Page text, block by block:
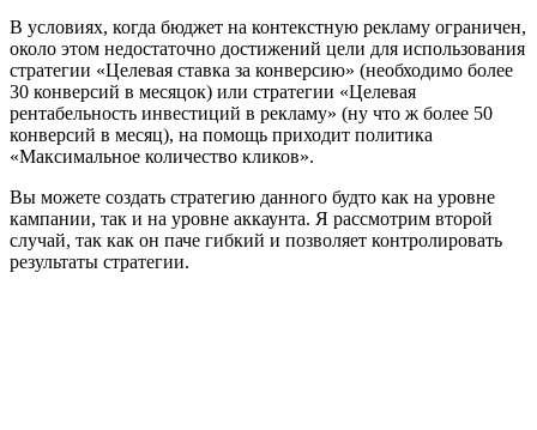
В условиях, когда бюджет на контекстную рекламу ограничен,
около этом недостаточно достижений цели для использования
стратегии «Целевая ставка за конверсию» (необходимо более
30 конверсий в месяцок) или стратегии «Целевая
рентабельность инвестиций в рекламу» (ну что ж более 50
конверсий в месяц), на помощь приходит политика
«Максимальное количество кликов».
Вы можете создать стратегию данного будто как на уровне
кампании, так и на уровне аккаунта. Я рассмотрим второй
случай, так как он паче гибкий и позволяет контролировать
результаты стратегии.